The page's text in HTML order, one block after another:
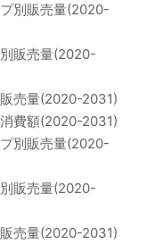
別販売量(2020-
販売量(2020-
売量(2020-2031)
費額(2020-2031)
別販売量(2020-
販売量(2020-
売量(2020-2031)